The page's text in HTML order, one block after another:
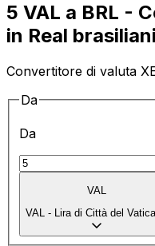
5 VAL a BRL -
in Real brasiliani
Convertitore di valuta
Da
Da
VAL
VAL - Lira di Città del